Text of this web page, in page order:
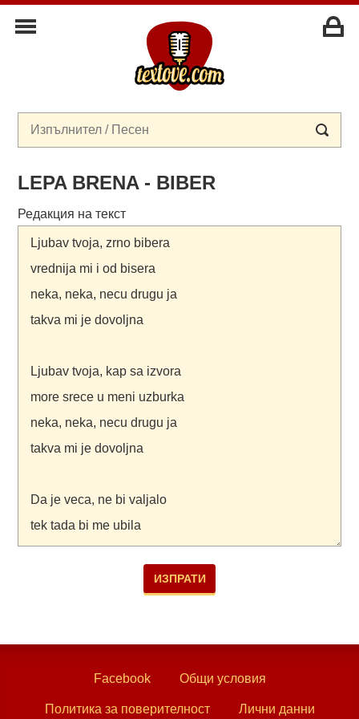
LEPA BRENA - BIBER
Редакция на текст
Facebook Общи условия
Политика за поверителност Лични данни